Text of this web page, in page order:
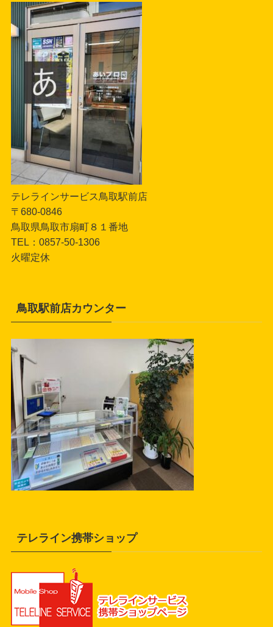
テレラインサービス鳥取駅前店
〒680-0846
鳥取県鳥取市扇町８１番地
TEL：0857-50-1306
火曜定休
鳥取駅前店カウンター
テレライン携帯ショップ